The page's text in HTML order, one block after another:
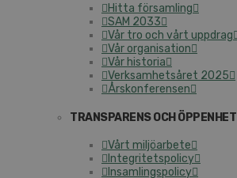
Hitta församling
SAM 2033
Vår tro och vårt uppdrag
Vår organisation
Vår historia
Verksamhetsåret 2025
Årskonferensen
TRANSPARENS OCH ÖPPENHET
Vårt miljöarbete
Integritetspolicy
Insamlingspolicy